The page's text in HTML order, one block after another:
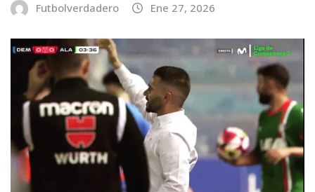
Futbolverdadero Ene 27, 2026